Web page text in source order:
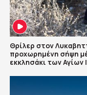
Θρίλερ στον
προχωρημένη σήψη
εκκλησάκι των Αγίων